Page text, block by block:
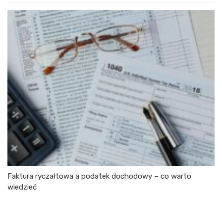
Faktura ryczałtowa a podatek dochodowy – co warto
wiedzieć